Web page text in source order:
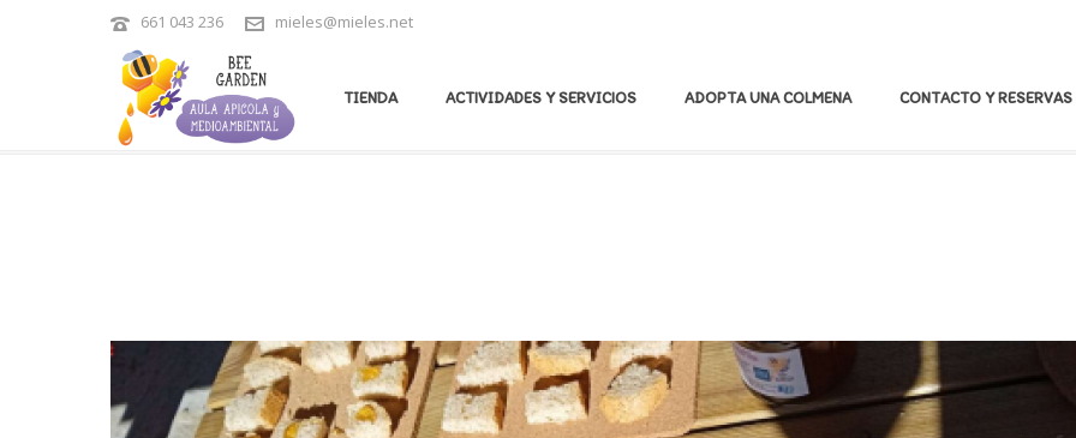
661 043 236 mieles@mieles.net
TIENDA ACTIVIDADES Y SERVICIOS ADOPTA UNA COLMENA CONTACTO Y RESERVAS
ARCHIVES
Tag Archives for: "miel local"